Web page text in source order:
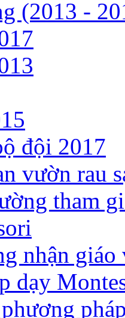
(2013 -
đội 2017
vườn rau
tham
nhận giáo
dạy